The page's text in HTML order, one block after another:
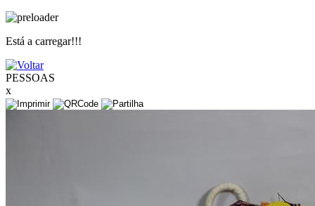
Está a carregar!!!
PESSOAS
x